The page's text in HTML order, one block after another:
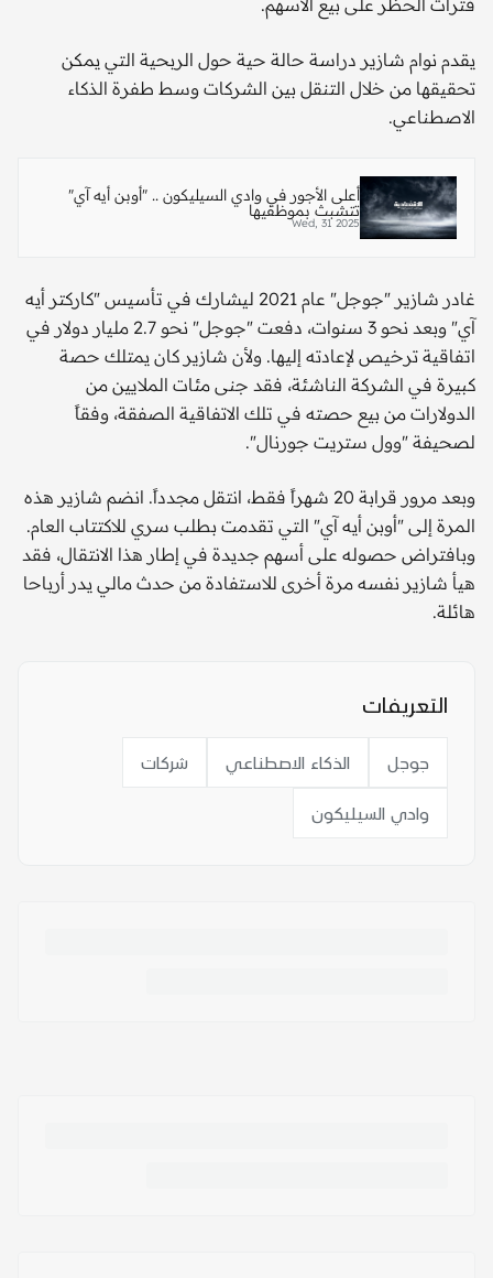
فترات الحظر على بيع الأسهم.
يقدم نوام شازير دراسة حالة حية حول الربحية التي يمكن
تحقيقها من خلال التنقل بين الشركات وسط طفرة الذكاء
الاصطناعي.
أعلى الأجور في وادي السيليكون .. "أوبن أيه آي"
تتشبث بموظفيها
Wed, 31 2025
غادر شازير "جوجل" عام 2021 ليشارك في تأسيس "كاركتر أيه
آي" وبعد نحو 3 سنوات، دفعت "جوجل" نحو 2.7 مليار دولار في
اتفاقية ترخيص لإعادته إليها. ولأن شازير كان يمتلك حصة
كبيرة في الشركة الناشئة، فقد جنى مئات الملايين من
الدولارات من بيع حصته في تلك الاتفاقية الصفقة، وفقاً
لصحيفة "وول ستريت جورنال".
وبعد مرور قرابة 20 شهراً فقط، انتقل مجدداً. انضم شازير هذه
المرة إلى "أوبن أيه آي" التي تقدمت بطلب سري للاكتتاب العام.
وبافتراض حصوله على أسهم جديدة في إطار هذا الانتقال، فقد
هيأ شازير نفسه مرة أخرى للاستفادة من حدث مالي يدر أرباحا
هائلة.
التعريفات
جوجل الذكاء الاصطناعي شركات
وادي السيليكون